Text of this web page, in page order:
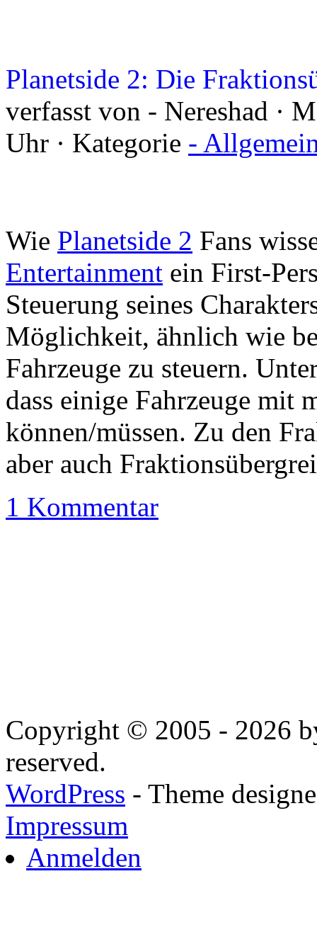
Planetside 2: Die
verfasst von - Nereshad ·
Uhr · Kategorie -
Wie Planetside 2 Fans
Entertainment ein First-
Steuerung seines
Möglichkeit, ähnlich wie
Fahrzeuge zu steuern.
dass einige Fahrzeuge mit
können/müssen. Zu den
aber auch
1 Kommentar
Copyright © 2005 - 2026
reserved.
WordPress - Theme
Impressum
Anmelden